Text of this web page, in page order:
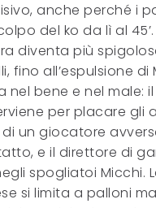
anche perché i
del ko da lì al
diventa più
fino all’espulsione di
nel bene e nel male:
per placare gli
un giocatore
e il direttore di
spogliatoi Micchi.
si limita a palloni